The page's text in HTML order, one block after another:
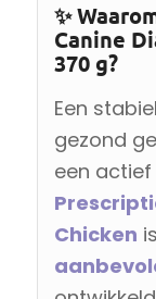
✨
Canine
370 g?
Een
gezond
een actief
Chicken